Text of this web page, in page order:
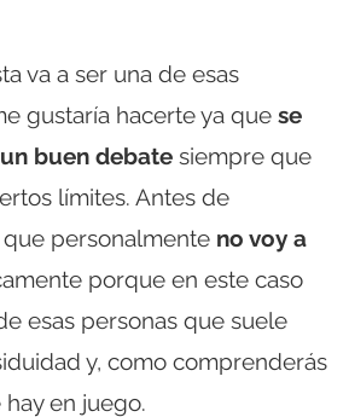
va a ser una de esas
gustaría hacerte ya que se
buen debate siempre que
límites. Antes de
personalmente no voy a
porque en este caso
esas personas que suele
y, como comprenderás
en juego.